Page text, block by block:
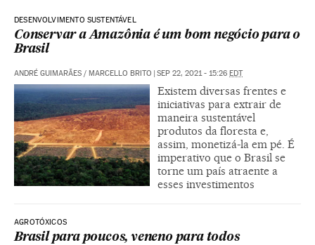
DESENVOLVIMENTO SUSTENTÁVEL
Conservar a Amazônia é um bom negócio para o
Brasil
ANDRÉ GUIMARÃES / MARCELLO BRITO SEP 22, 2021 - 15:26 EDT
Existem diversas frentes e
iniciativas para extrair de
maneira sustentável
produtos da floresta e,
assim, monetizá-la em pé. É
imperativo que o Brasil se
torne um país atraente a
esses investimentos
AGROTÓXICOS
Brasil para poucos, veneno para todos